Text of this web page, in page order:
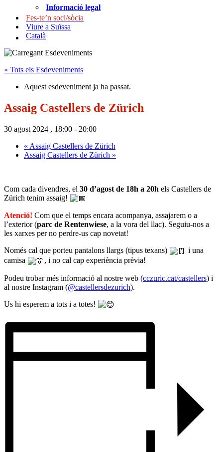
Informació legal
Fes-te’n soci/sòcia
Viure a Suïssa
Català
« Tots els Esdeveniments
Aquest esdeveniment ja ha passat.
Assaig Castellers de Zürich
30 agost 2024 , 18:00 - 20:00
« Assaig Castellers de Zürich
Assaig Castellers de Zürich »
Com cada divendres, el 30 d’agost de 18h a 20h els Castellers de
Zürich tenim assaig!
Atenció! Com que el temps encara acompanya, assajarem o a
l’exterior (parc de Rentenwiese, a la vora del llac). Seguiu-nos a
les xarxes per no perdre-us cap novetat!
Només cal que porteu pantalons llargs (tipus texans)
i una
camisa
, i no cal cap experiència prèvia!
Podeu trobar més informació al nostre web (cczuric.cat/castellers) i
al nostre Instagram (@castellersdezurich).
Us hi esperem a tots i a totes!